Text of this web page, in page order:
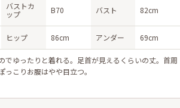
バストカ
ップ
B70 バスト 82cm
ヒップ 86cm アンダー 69cm
でゆったりと着れる。足首が見えるくらいの丈。首周
っこりお腹はやや目立つ。